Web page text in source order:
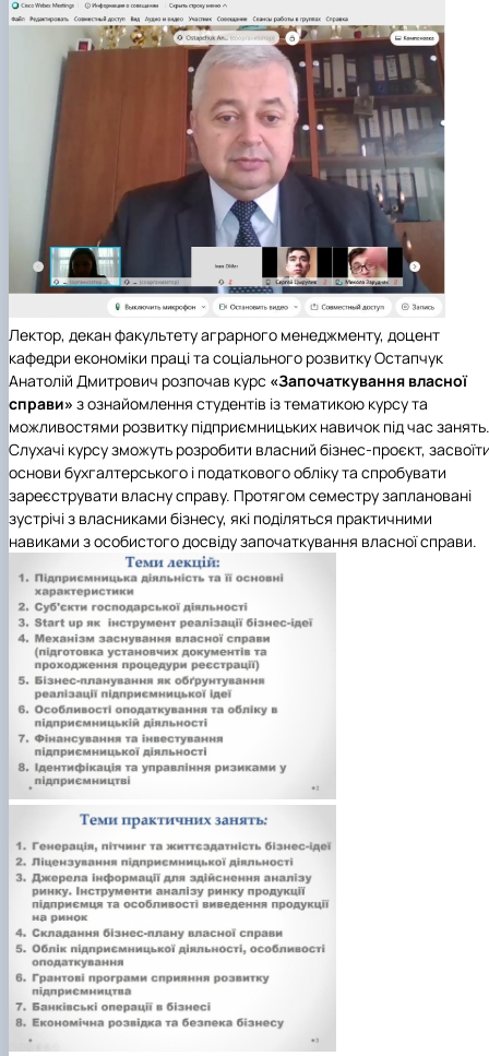
Лектор, декан факультету аграрного менеджменту, доцент
кафедри економіки праці та соціального розвиткуОстапчук
Анатолій Дмитрович розпочав курс «Започаткування власної
справи» з ознайомлення студентів із тематикою курсу та
можливостями розвитку підприємницьких навичок під час занять.
Слухачі курсу зможуть розробити власний бізнес-проєкт,
основи бухгалтерського і податкового обліку та спробувати
зареєструвати власну справу. Протягом семестру заплановані
зустрічі з власниками бізнесу, які поділяться практичними
навиками з особистого досвіду започаткування власної справи.